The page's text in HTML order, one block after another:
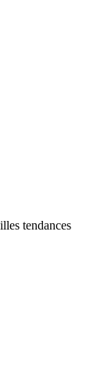
tendances